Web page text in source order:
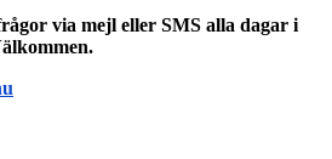
via mejl eller SMS alla dagar i